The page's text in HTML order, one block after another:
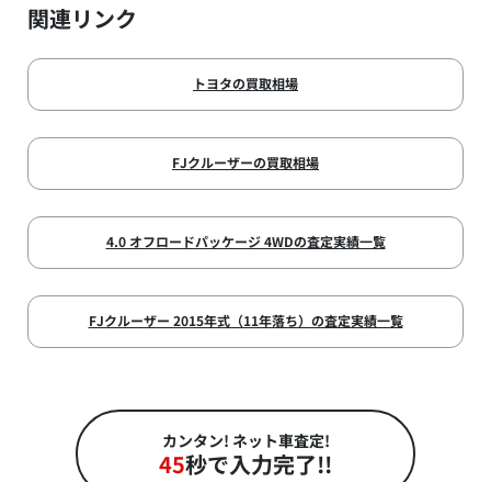
関連リンク
トヨタの買取相場
FJクルーザーの買取相場
4.0 オフロードパッケージ 4WDの査定実績一覧
FJクルーザー 2015年式（11年落ち）の査定実績一覧
カンタン! ネット車査定!
45秒で入力完了!!